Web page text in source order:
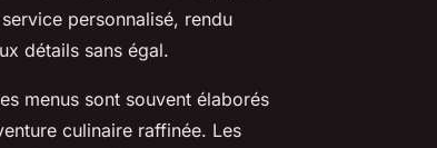
personnalisé, rendu
détails sans égal.
menus sont souvent élaborés
culinaire raffinée. Les